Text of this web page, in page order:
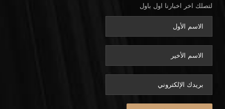
لتصلك اخر اخبارنا اول باول